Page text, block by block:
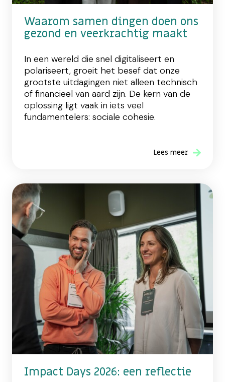
Waarom samen dingen doen ons
gezond en veerkrachtig maakt
In een wereld die snel digitaliseert en
polariseert, groeit het besef dat onze
grootste uitdagingen niet alleen technisch
of financieel van aard zijn. De kern van de
oplossing ligt vaak in iets veel
fundamentelers: sociale cohesie.
Lees meer
Impact Days 2026: een reflectie